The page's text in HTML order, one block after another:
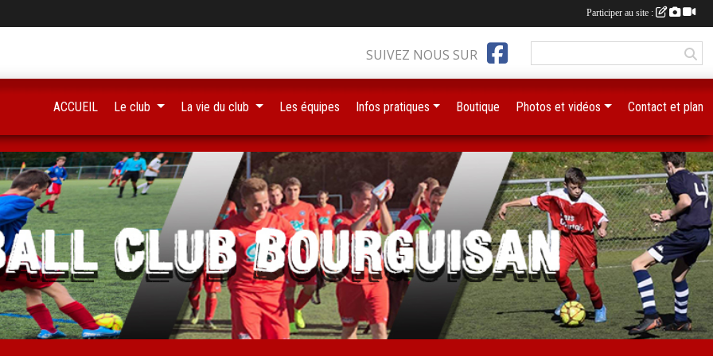
SUIVEZ NOUS SUR
ACCUEIL Le club La vie du club Les équipes Infos pratiques Boutique Photos et vidéos Contact et plan
Participer au site :